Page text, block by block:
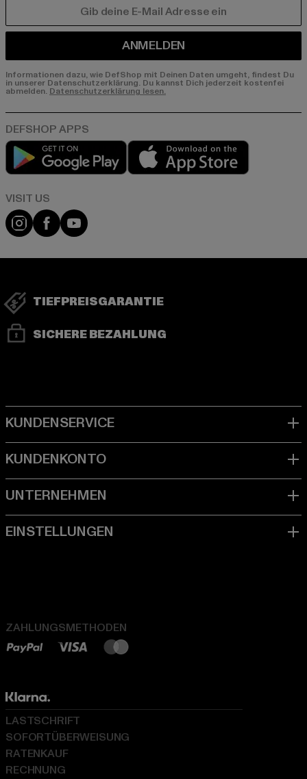
ANMELDEN
Informationen dazu, wie DefShop mit Deinen Daten umgeht, findest Du
in unserer Datenschutzerklärung. Du kannst Dich jederzeit kostenfei
abmelden.Datenschutzerklärung lesen.
Play market
Visit our Instagram page:
Visit our Facebook page:
Visit our YouTube channel:
TIEFPREISGARANTIE
SICHERE BEZAHLUNG
ZAHLUNGSMETHODEN
LASTSCHRIFT
SOFORTÜBERWEISUNG
RATENKAUF
RECHNUNG